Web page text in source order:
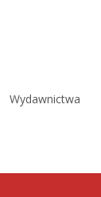
Wydawnictwa